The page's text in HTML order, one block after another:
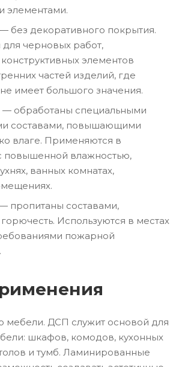
элементами.
без декоративного покрытия.
для черновых работ,
элементов
частей изделий, где
имеет большого значения.
— обработаны специальными
составами, повышающими
влаге. Применяются в
повышенной влажностью,
ванных комнатах,
пропитаны составами,
Используются в местах
пожарной
мебели. ДСП служит основой для
шкафов, комодов, кухонных
и тумб. Ламинированные